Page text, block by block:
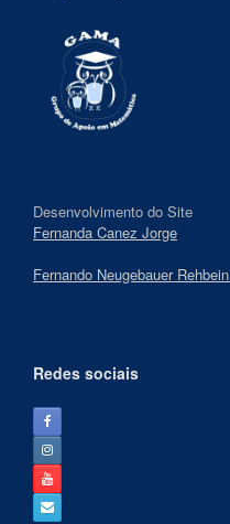
Desenvolvimento do Site
Fernanda Canez Jorge
Fernando Neugebauer
Redes sociais